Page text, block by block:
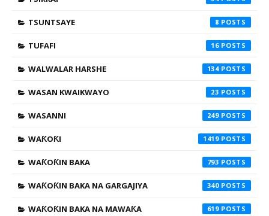
TSUNTSAYE 8
TUFAFI 16
WALWALAR HARSHE 134
WASAN KWAIKWAYO 23
WASANNI 249
WAƘOƘI 1419
WAƘOƘIN BAKA 793
WAƘOƘIN BAKA NA GARGAJIYA 340
WAƘOƘIN BAKA NA MAWAƘA 619